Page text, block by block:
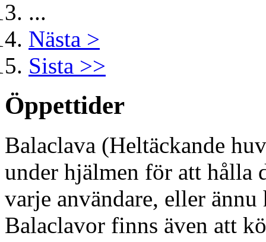
...
Nästa >
Sista >>
Öppettider
Balaclava (Heltäckande
under hjälmen för att hålla
varje användare, eller
Balaclavor finns även att